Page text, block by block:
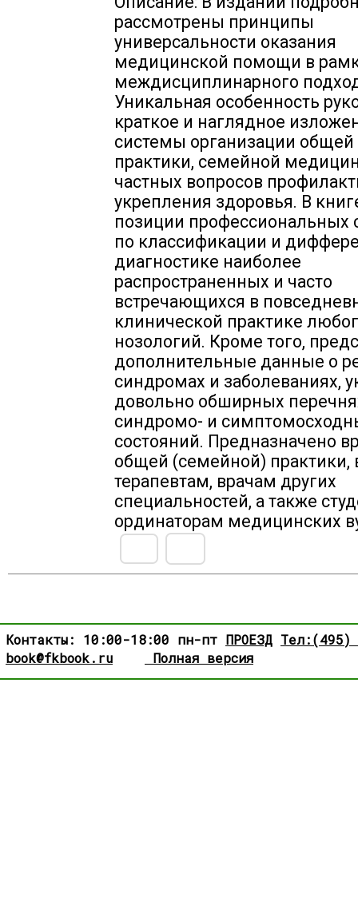
рассмотрены принципы
универсальности оказания
медицинской помощи в
междисциплинарного
Уникальная особенность
краткое и наглядное
системы организации общей
практики, семейной
частных вопросов
укрепления здоровья. В
позиции профессиональных
по классификации и
диагностике наиболее
распространенных и часто
встречающихся в
клинической практике
нозологий. Кроме того,
дополнительные данные о
синдромах и заболеваниях,
довольно обширных
синдромо- и
состояний. Предназначено
общей (семейной) практики,
терапевтам, врачам других
специальностей, а также
ординаторам медицинских
Контакты: 10:00-18:00 пн-пт ПРОЕЗД Тел:(495)
book@fkbook.ru
Полная версия